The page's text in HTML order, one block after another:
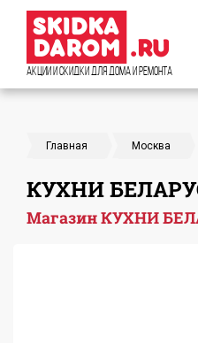
Акции и Скидки для дома и ремонта
Главная Москва
КУХНИ
Магазин КУХНИ